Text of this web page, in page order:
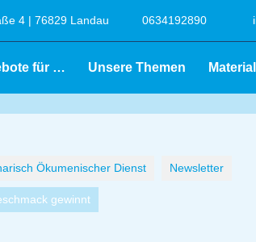
4 | 76829 Landau 0634192890
für … Unsere Themen Material
Ökumenischer Dienst Newsletter
gewinnt